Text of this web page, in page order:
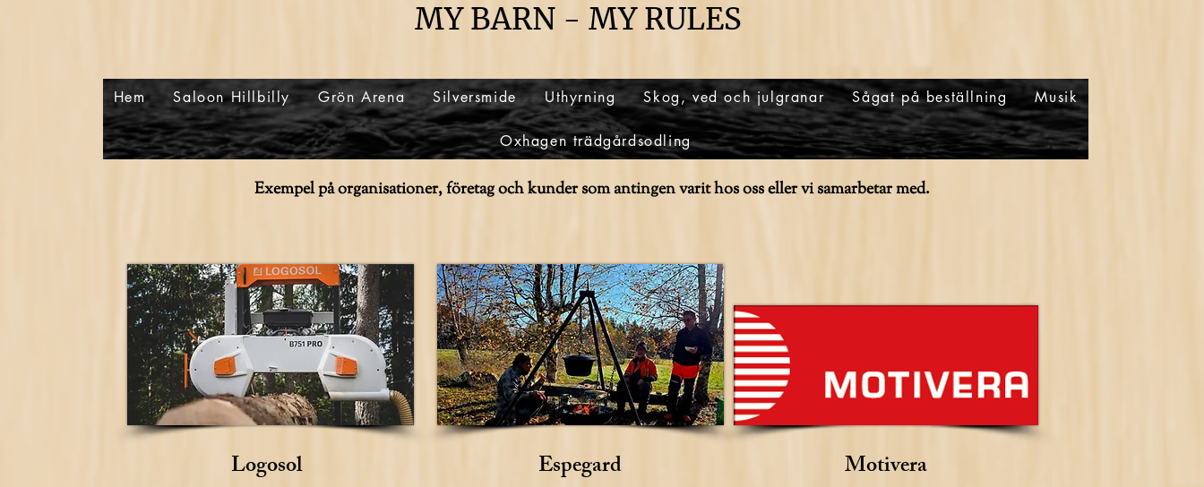
MY BARN - MY RULES
Hem Saloon Hillbilly Grön Arena Silversmide Uthyrning Skog, ved och julgranar Sågat på beställning Musik
Oxhagen trädgårdsodling
Exempel på organisationer, företag och kunder som antingen varit hos oss eller vi samarbetar med.
Logosol Motivera
Espegard